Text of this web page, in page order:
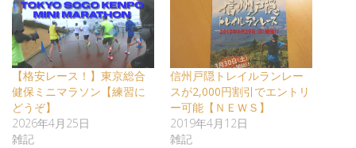
【格安レース！】東京総合
健保ミニマラソン【練習に
どうぞ】
2026年4月25日
雑記
信州戸隠トレイルランレー
スが2,000円割引でエントリ
ー可能【ＮＥＷＳ】
2019年4月12日
雑記